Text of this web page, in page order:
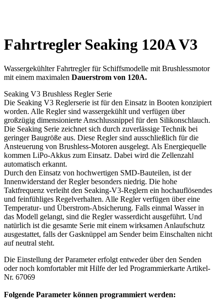
Fahrtregler Seaking 120A V3
Wassergekühlter Fahrtregler für Schiffsmodelle mit Brushlessmotor
mit einem maximalen Dauerstrom von 120A.
Seaking V3 Brushless Regler Serie
Die Seaking V3 Reglerserie ist für den Einsatz in Booten konzipiert
worden. Alle Regler sind wassergekühlt und verfügen über
großzügig dimensionierte Anschlussnippel für den Silikonschlauch.
Die Seaking Serie zeichnet sich durch zuverlässige Technik bei
geringer Baugröße aus. Diese Regler sind ausschließlich für die
Ansteuerung von Brushless-Motoren ausgelegt. Als Energiequelle
kommen LiPo-Akkus zum Einsatz. Dabei wird die Zellenzahl
automatisch erkannt.
Durch den Einsatz von hochwertigen SMD-Bauteilen, ist der
Innenwiderstand der Regler besonders niedrig. Die hohe
Taktfrequenz verleiht den Seaking-V3-Reglern ein hochauflösendes
und feinfühliges Regelverhalten. Alle Regler verfügen über eine
Temperatur- und Überstrom-Absicherung. Falls einmal Wasser in
das Modell gelangt, sind die Regler wasserdicht ausgeführt. Und
natürlich ist die gesamte Serie mit einem wirksamen Anlaufschutz
ausgestattet, falls der Gasknüppel am Sender beim Einschalten nicht
auf neutral steht.
Die Einstellung der Parameter erfolgt entweder über den Senden
oder noch komfortabler mit Hilfe der led Programmierkarte Artikel-
Folgende Parameter können programmiert werden: